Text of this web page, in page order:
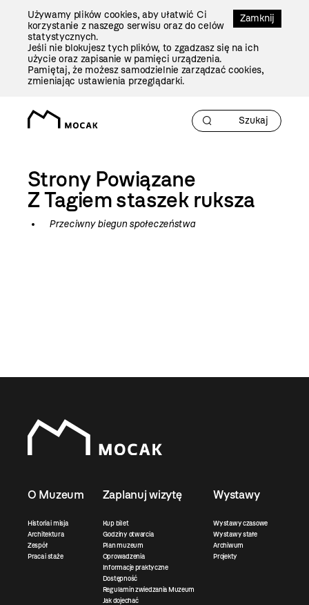
Zamknij
Używamy plików cookies, aby ułatwić Ci
korzystanie z naszego serwisu oraz do celów
statystycznych.
Jeśli nie blokujesz tych plików, to zgadzasz się na ich
użycie oraz zapisanie w pamięci urządzenia.
Pamiętaj, że możesz samodzielnie zarządzać cookies,
zmieniając ustawienia przeglądarki.
Strony Powiązane
Z Tagiemstaszek ruksza
Przeciwny biegun społeczeństwa
O Muzeum
Historia i misja
Architektura
Zespół
Praca i staże
Zaplanuj wizytę
Kup bilet
Godziny otwarcia
Plan muzeum
Oprowadzenia
Informacje praktyczne
Dostępność
Regulamin zwiedzania Muzeum
Jak dojechać
Wystawy
Wystawy czasowe
Wystawy stałe
Archiwum
Projekty